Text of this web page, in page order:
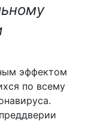
эффектом
по всему